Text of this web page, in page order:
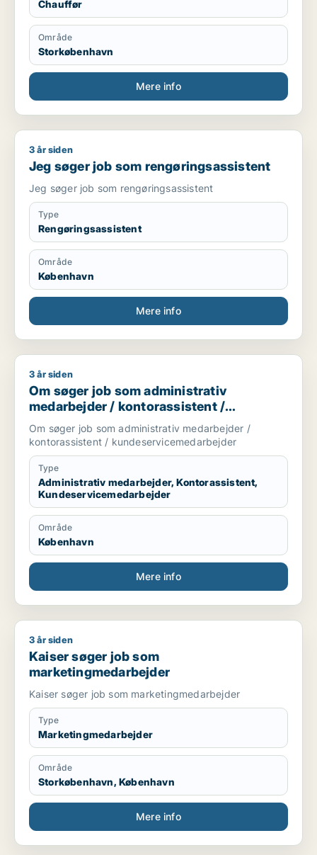
Chauffør
Område
Storkøbenhavn
Mere info
Jeg søger job som rengøringsassistent
3 år siden
Jeg søger job som rengøringsassistent
Jeg søger job som rengøringsassistent
Type
Rengøringsassistent
Område
København
Mere info
Om søger job som administrativ medarbejder /
3 år siden
Om søger job som administrativ
medarbejder / kontorassistent /
kundeservicemedarbejder
Om søger job som administrativ medarbejder /
kontorassistent / kundeservicemedarbejder
Type
Administrativ medarbejder, Kontorassistent,
Kundeservicemedarbejder
Område
København
Mere info
Kaiser søger job som marketingmedarbejder
3 år siden
Kaiser søger job som
marketingmedarbejder
Kaiser søger job som marketingmedarbejder
Type
Marketingmedarbejder
Område
Storkøbenhavn, København
Mere info